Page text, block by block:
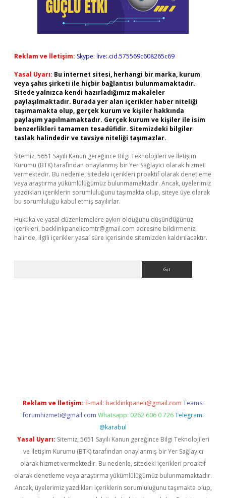
Reklam ve İletişim: Skype: live:.cid.575569c608265c69
Yasal Uyarı: Bu internet sitesi, herhangi bir marka, kurum
veya şahıs şirketi ile hiçbir bağlantısı bulunmamaktadır.
Sitede yalnızca kendi hazırladığımız makaleler
paylaşılmaktadır. Burada yer alan içerikler haber niteliği
taşımamakta olup, gerçek kurum ve kişiler hakkında
paylaşım yapılmamaktadır. Gerçek kurum ve kişiler ile isim
benzerlikleri tamamen tesadüfidir. Sitemizdeki bilgiler
taslak halindedir ve tavsiye niteliği taşımazlar.
Sitemiz, 5651 Sayılı Kanun gereğince Bilgi Teknolojileri ve İletişim
Kurumu (BTK) tarafından onaylanmış bir Yer Sağlayıcı olarak hizmet
vermektedir. Bu nedenle, sitedeki içerikleri proaktif olarak denetleme
veya araştırma yükümlülüğümüz bulunmamaktadır. Ancak, üyelerimiz
yazdıkları içeriklerin sorumluluğunu taşımakta olup, siteye üye olarak
bu sorumluluğu kabul etmiş sayılırlar.
Hukuka ve yasal düzenlemelere aykırı olduğunu düşündüğünüz
içerikleri, backlinkpanelicomtr@gmail.com adresine bildirmeniz
halinde, ilgili içerikler yasal süre içerisinde sitemizden kaldırılacaktır.
Reklam ve İletişim: E-mail: backlinkpaneli@gmail.com Teams:
forumhizmeti@gmail.com Whatsapp: 0262 606 0 726 Telegram:
@karabul
Yasal Uyarı: Sitemiz, 5651 Sayılı Kanun gereğince Bilgi Teknolojileri
ve İletişim Kurumu (BTK) tarafından onaylanmış bir Yer Sağlayıcı
olarak hizmet vermektedir. Bu nedenle, sitedeki içerikleri proaktif
olarak denetleme veya araştırma yükümlülüğümüz bulunmamaktadır.
Ancak, üyelerimiz yazdıkları içeriklerin sorumluluğunu taşımakta olup,